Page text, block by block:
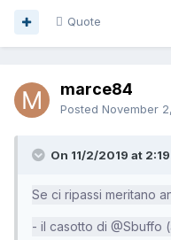
Quote
marce84
Posted November
On 11/2/2019 at
Se ci ripassi meritano
- il casotto di @Sbuffo